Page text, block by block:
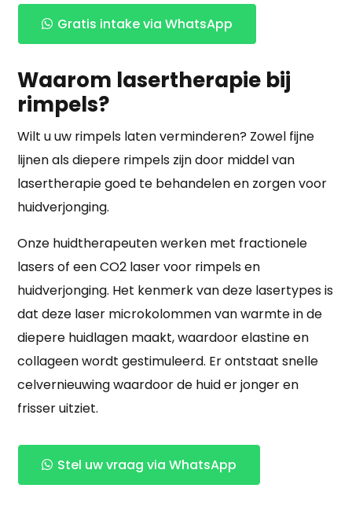
Gratis intake via WhatsApp
Waarom lasertherapie bij
rimpels?
Wilt u uw rimpels laten verminderen? Zowel fijne
lijnen als diepere rimpels zijn door middel van
lasertherapie goed te behandelen en zorgen voor
huidverjonging.
Onze huidtherapeuten werken met fractionele
lasers of een CO2 laser voor rimpels en
huidverjonging. Het kenmerk van deze lasertypes is
dat deze laser microkolommen van warmte in de
diepere huidlagen maakt, waardoor elastine en
collageen wordt gestimuleerd. Er ontstaat snelle
celvernieuwing waardoor de huid er jonger en
frisser uitziet.
Stel uw vraag via WhatsApp